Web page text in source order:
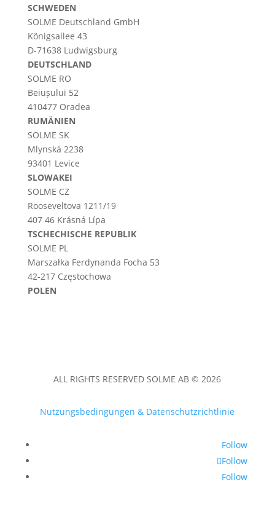
SCHWEDEN
SOLME Deutschland GmbH
Königsallee 43
D-71638 Ludwigsburg
DEUTSCHLAND
SOLME RO
Beiușului 52
410477 Oradea
RUMÄNIEN
SOLME SK
Mlynská 2238
93401 Levice
SLOWAKEI
SOLME CZ
Rooseveltova 1211/19
407 46 Krásná Lípa
TSCHECHISCHE REPUBLIK
SOLME PL
Marszałka Ferdynanda Focha 53
42-217 Częstochowa
POLEN
ALL RIGHTS RESERVED SOLME AB © 2026
Nutzungsbedingungen & Datenschutzrichtlinie
Follow
Follow
Follow